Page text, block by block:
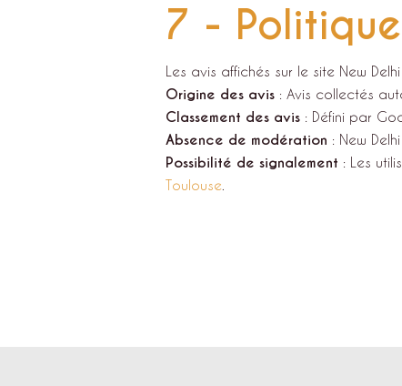
7 -
Les avis affichés sur le site New
Origine des avis : Avis collectés
Classement des avis : Défini par
Absence de modération : New
Possibilité de signalement : Les
Toulouse